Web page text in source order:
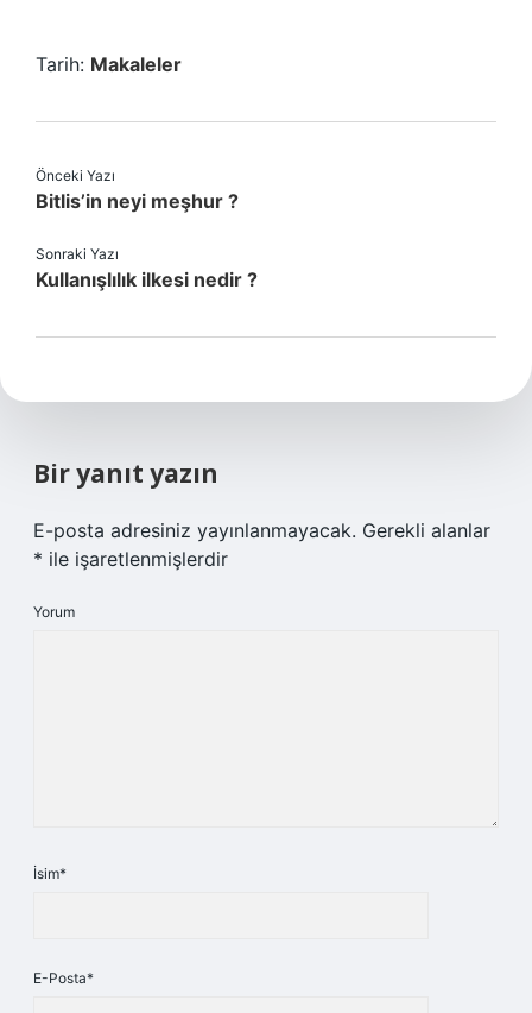
Tarih: Makaleler
Önceki Yazı
Bitlis’in neyi meşhur ?
Sonraki Yazı
Kullanışlılık ilkesi nedir ?
Bir yanıt yazın
E-posta adresiniz yayınlanmayacak. Gerekli alanlar
* ile işaretlenmişlerdir
Yorum
İsim*
E-Posta*